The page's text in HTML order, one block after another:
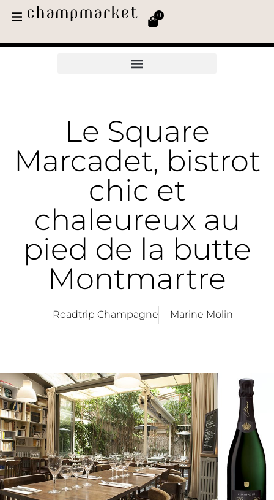
0
Le Square
Marcadet, bistrot
chic et
chaleureux au
pied de la butte
Montmartre
Roadtrip Champagne Marine Molin